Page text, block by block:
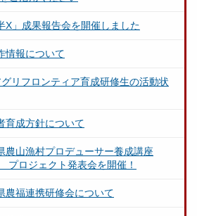
」成果報告会を開催しました
報について
リフロンティア育成研修生の活動状
育成方針について
農山漁村プロデューサー養成講座
プロジェクト発表会を開催！
農福連携研修会について